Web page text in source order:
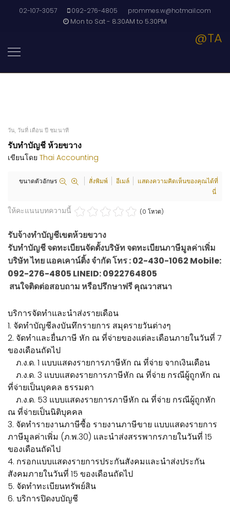
02-107-3057 092-276-4805
prommes.w@hotmail.com
Mon to Sat - 8.30AM to 5.30PM
@TA
วัน, วันที่ เดือน ปี ชม:นาที
รับทำบัญชี ห้วยขวาง
เขียนโดย Thai Accounting
ขนาดตัวอักษร สั่งพิมพ์ อีเมล์
แสดงความคิดเห็นของคุณได้ที่
นี่
ให้คะแนนบทความนี้ (0 โหวต)
รับจ้างทำบัญชีเขตห้วยขวาง
รับทำบัญชี จดทะเบียนจัดตั้งบริษัท จดทะเบียนภาษีมูลค่าเพิ่ม
บริษัท ไทย แอคเคาน์ติ้ง จำกัด โทร : 02-430-1062 Mobile:
092-276-4805 LINEID: 0922764805
สนใจติดต่อสอบถาม หรือปรึกษาฟรี คุณวาสนา
บริการจัดทำและนำส่งรายเดือน
1. จัดทำบัญชีลงบันทึกรายการ สมุดรายวันต่างๆ
2. จัดทำและยื่นภาษี หัก ณ ที่จ่ายของแต่ละเดือนภายในวันที่ 7
ของเดือนถัดไป
ภ.ง.ด. 1 แบบแสดงรายการภาษีหัก ณ ที่จ่าย จากเงินเดือน
ภ.ง.ด. 3 แบบแสดงรายการภาษีหัก ณ ที่จ่าย กรณีผู้ถูกหัก ณ
ที่จ่ายเป็นบุคคล ธรรมดา
ภ.ง.ด. 53 แบบแสดงรายการภาษีหัก ณ ที่จ่าย กรณีผู้ถูกหัก
ณ ที่จ่ายเป็นนิติบุคคล
3. จัดทำรายงานภาษีซื้อ รายงานภาษีขาย แบบแสดงรายการ
ภาษีมูลค่าเพิ่ม (ภ.พ.30) และนำส่งสรรพากรภายในวันที่ 15
ของเดือนถัดไป
4. กรอกแบบแสดงรายการประกันสังคมและนำส่งประกัน
สังคมภายในวันที่ 15 ของเดือนถัดไป
5. จัดทำทะเบียนทรัพย์สิน
6. บริการปิดงบบัญชี